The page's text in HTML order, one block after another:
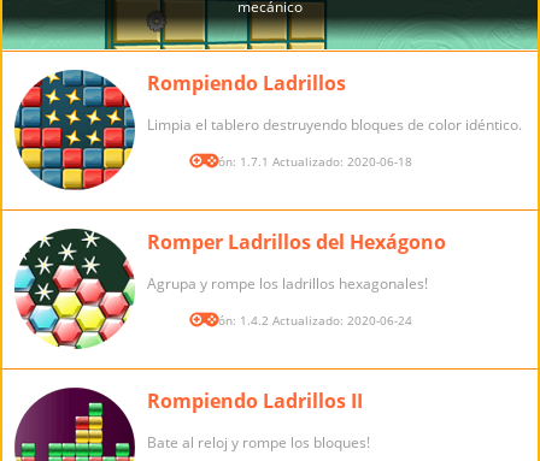
Rompiendo Ladrillos
Limpia el tablero destruyendo bloques de color idéntico.
Versión: 1.7.1 Actualizado: 2020-06-18
Romper Ladrillos del Hexágono
Agrupa y rompe los ladrillos hexagonales!
Versión: 1.4.2 Actualizado: 2020-06-24
Rompiendo Ladrillos II
Bate al reloj y rompe los bloques!